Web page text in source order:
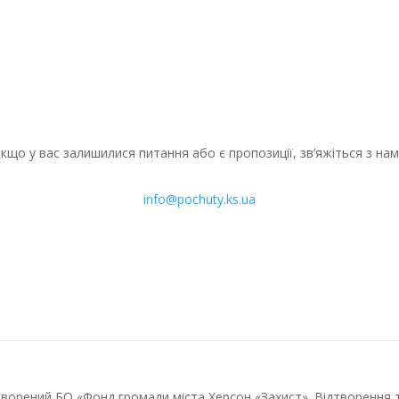
у вас залишилися питання або є пропозиції, зв’яжіться з
info@pochuty.ks.ua